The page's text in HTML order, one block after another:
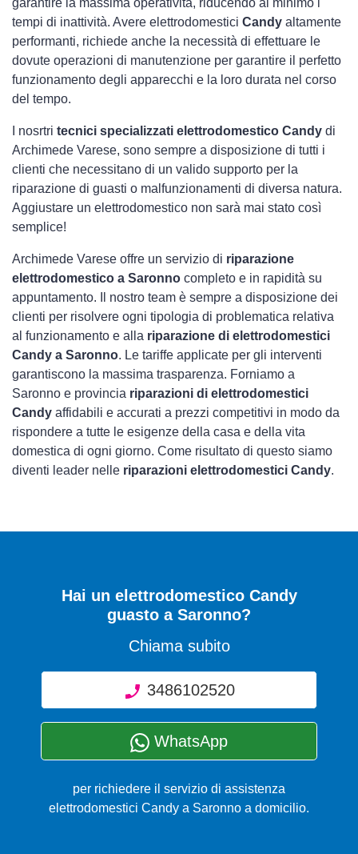
garantire la massima operatività, riducendo al minimo i
tempi di inattività. Avere elettrodomestici Candy altamente
performanti, richiede anche la necessità di effettuare le
dovute operazioni di manutenzione per garantire il perfetto
funzionamento degli apparecchi e la loro durata nel corso
del tempo.
I nosrtri tecnici specializzati elettrodomestico Candy di
Archimede Varese, sono sempre a disposizione di tutti i
clienti che necessitano di un valido supporto per la
riparazione di guasti o malfunzionamenti di diversa natura.
Aggiustare un elettrodomestico non sarà mai stato così
semplice!
Archimede Varese offre un servizio di riparazione
elettrodomestico a Saronno completo e in rapidità su
appuntamento. Il nostro team è sempre a disposizione dei
clienti per risolvere ogni tipologia di problematica relativa
al funzionamento e alla riparazione di elettrodomestici
Candy a Saronno. Le tariffe applicate per gli interventi
garantiscono la massima trasparenza. Forniamo a
Saronno e provincia riparazioni di elettrodomestici
Candy affidabili e accurati a prezzi competitivi in modo da
rispondere a tutte le esigenze della casa e della vita
domestica di ogni giorno. Come risultato di questo siamo
diventi leader nelle riparazioni elettrodomestici Candy.
Hai un elettrodomestico Candy
guasto a Saronno?
Chiama subito
3486102520
WhatsApp
per richiedere il servizio di assistenza
elettrodomestici Candy a Saronno a domicilio.